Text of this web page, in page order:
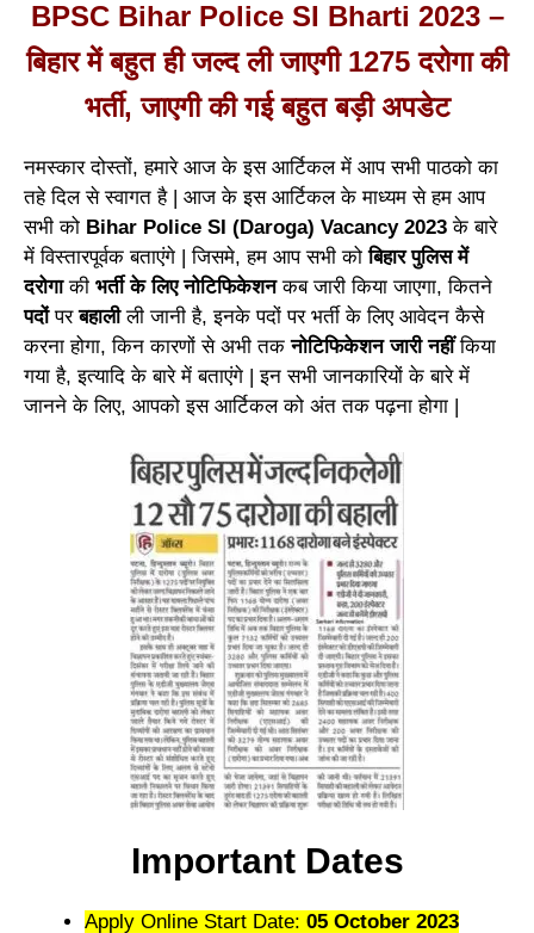
BPSC Bihar Police SI Bharti 2023 –
बिहार में बहुत ही जल्द ली जाएगी 1275 दरोगा की
भर्ती, जाएगी की गई बहुत बड़ी अपडेट
नमस्कार दोस्तों, हमारे आज के इस आर्टिकल में आप सभी पाठको का
तहे दिल से स्वागत है | आज के इस आर्टिकल के माध्यम से हम आप
सभी को Bihar Police SI (Daroga) Vacancy 2023के बारे
में विस्तारपूर्वक बताएंगे | जिसमे, हम आप सभी कोबिहार पुलिस में
दरोगाकी भर्ती के लिए नोटिफिकेशनकब जारी किया जाएगा, कितने
पदोंपरबहालीली जानी है, इनके पदों पर भर्ती के लिए आवेदन कैसे
करना होगा, किन कारणों से अभी तकनोटिफिकेशन जारी नहींकिया
गया है, इत्यादि के बारे में बताएंगे | इन सभी जानकारियों के बारे में
जानने के लिए, आपको इस आर्टिकल को अंत तक पढ़ना होगा |
Important Dates
Apply Online Start Date: 05 October 2023